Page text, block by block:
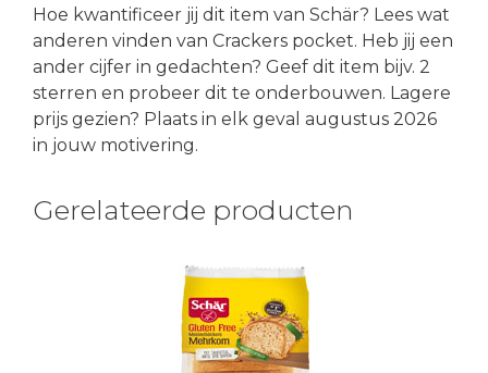
Hoe kwantificeer jij dit item van Schär? Lees wat
anderen vinden van Crackers pocket. Heb jij een
ander cijfer in gedachten? Geef dit item bijv. 2
sterren en probeer dit te onderbouwen. Lagere
prijs gezien? Plaats in elk geval augustus 2026
in jouw motivering.
Gerelateerde producten